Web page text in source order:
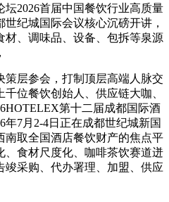
2026首届中国餐饮行业高质量
纪城国际会议核心沉磅开讲，
材、调味品、设备、包拆等泉源
层参会，打制顶层高端人脉交
位餐饮创始人、供应链大咖、
第十二届成都国际酒
年7月2-4日正在成都世纪城新国
南取全国酒店餐饮财产的焦点平
、食材尺度化、咖啡茶饮赛道迸
竣采购、代办署理、加盟、供应